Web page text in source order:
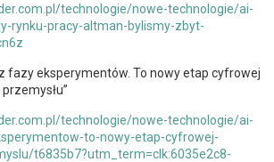
technologie/nowe-technologie/ai-
rynku-pracy-altman-bylismy-zbyt-
fazy eksperymentów. To nowy etap cyfrowej
technologie/nowe-technologie/ai-
to-nowy-etap-cyfrowej-
t6835b7?utm_term=clk:6035e2c8-